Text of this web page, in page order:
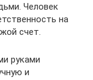
Человек
на
счет.
руками
и